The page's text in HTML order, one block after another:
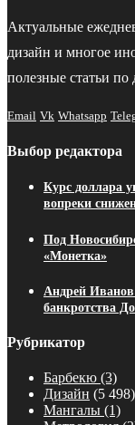
Актуальные
дизайн и многое
полезные статьи по
Email Vk Whatsapp
Выбор редактора
Курс доллара
вопреки
Под
«Монетка»
Андрей
банкротства
Рубрикатор
Барбекю (3)
Дизайн (5 498)
Мангалы (1)